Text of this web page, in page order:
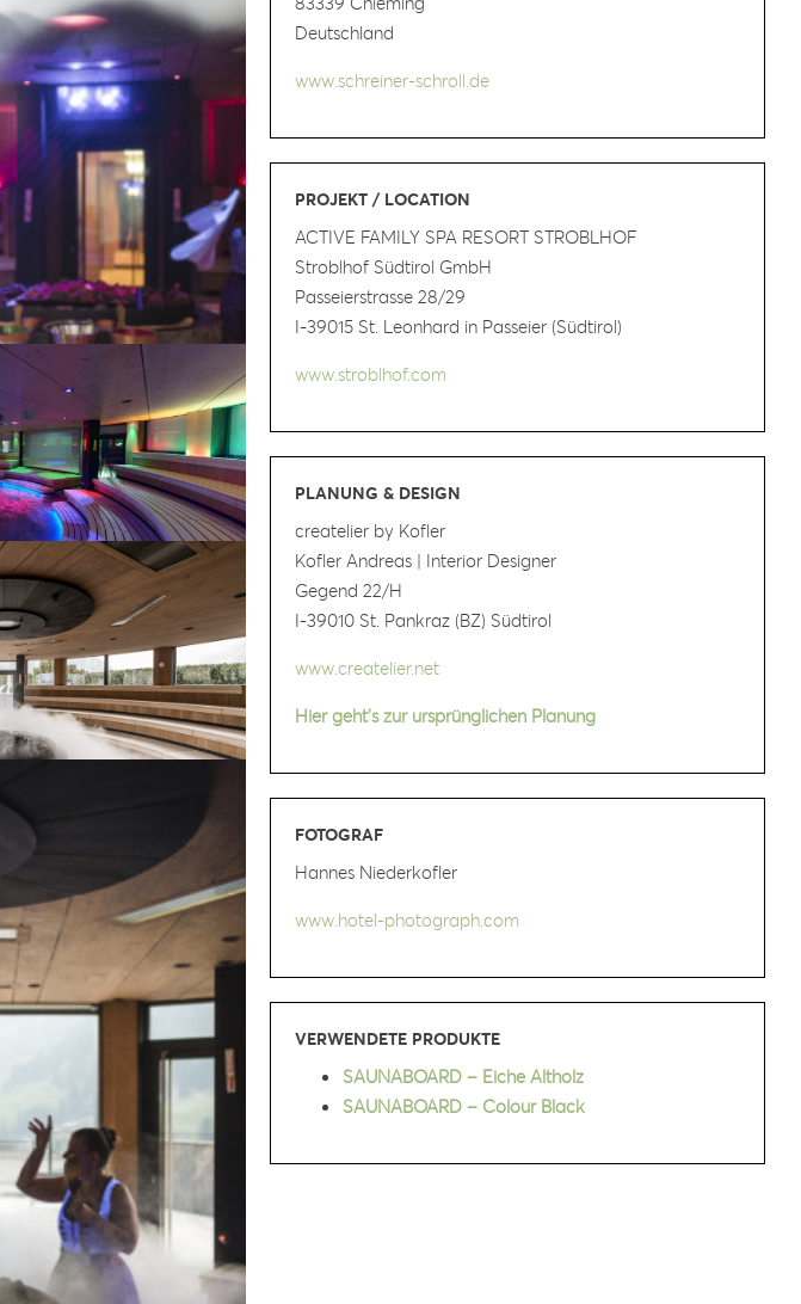
Deutschland
www.schreiner-schroll.de
PROJEKT / LOCATION
ACTIVE FAMILY SPA RESORT STROBLHOF
Stroblhof Südtirol GmbH
Passeierstrasse 28/29
I-39015 St. Leonhard in Passeier (Südtirol)
www.stroblhof.com
PLANUNG & DESIGN
createlier by Kofler
Kofler Andreas | Interior Designer
Gegend 22/H
I-39010 St. Pankraz (BZ) Südtirol
www.createlier.net
Hier geht’s zur ursprünglichen Planung
FOTOGRAF
Hannes Niederkofler
www.hotel-photograph.com
VERWENDETE PRODUKTE
SAUNABOARD – Eiche Altholz
SAUNABOARD – Colour Black